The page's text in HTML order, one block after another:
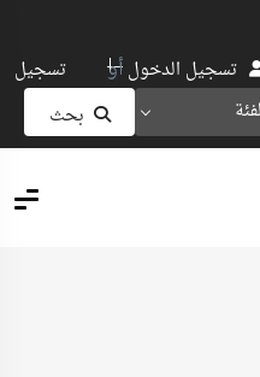
بحث
تسجيل الدخولأو تسجيل